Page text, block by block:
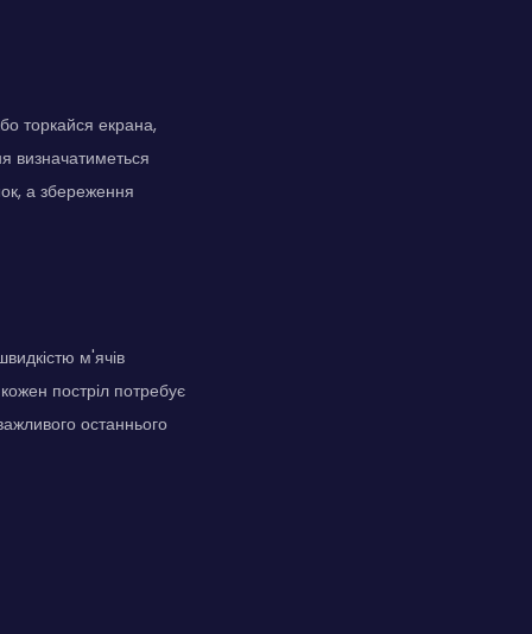
торкайся екрана,
визначатиметься
а збереження
м'ячів
постріл потребує
останнього